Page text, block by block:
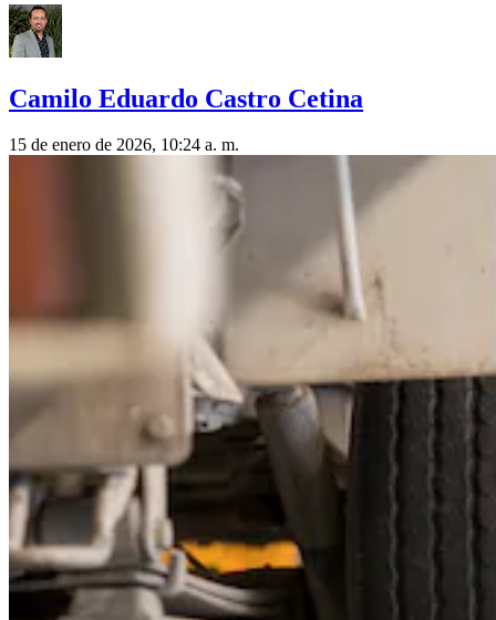
Camilo Eduardo Castro Cetina
15 de enero de 2026, 10:24 a. m.